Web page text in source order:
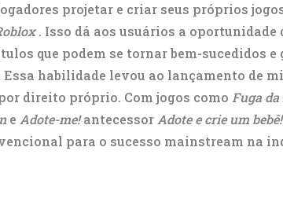
projetar e criar seus próprios
. Isso dá aos usuários a oportunidade
que podem se tornar bem-sucedidos
Essa habilidade levou ao lançamento de
direito próprio. Com jogos como Fuga
e Adote-me!antecessor Adote e crie um bebê!
para o sucesso mainstream na